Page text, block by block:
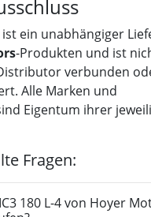
ist ein unabhängiger
-Produkten und ist
verbunden
Alle Marken und
Eigentum ihrer
Fragen:
180 L-4 von Hoyer